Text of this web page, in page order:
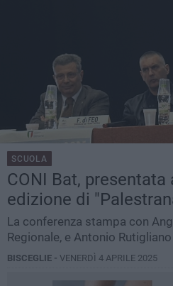
SCUOLA
CONI Bat,
edizione di
La conferenza stampa con
Regionale, e Antonio
BISCEGLIE - VENERDÌ 4 APRILE 2025